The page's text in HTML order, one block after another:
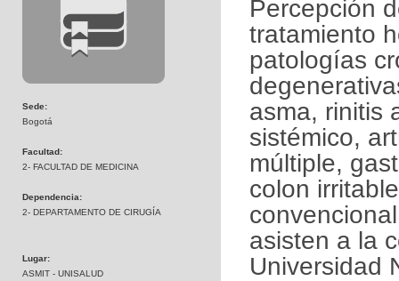
Sede:
Bogotá
Facultad:
2- FACULTAD DE MEDICINA
Dependencia:
2- DEPARTAMENTO DE CIRUGÍA
Lugar:
ASMIT - UNISALUD
Percepción
tratamiento
patologías
asma, rinitis
sistémico,
múltiple,
colon
asisten a la
Universidad